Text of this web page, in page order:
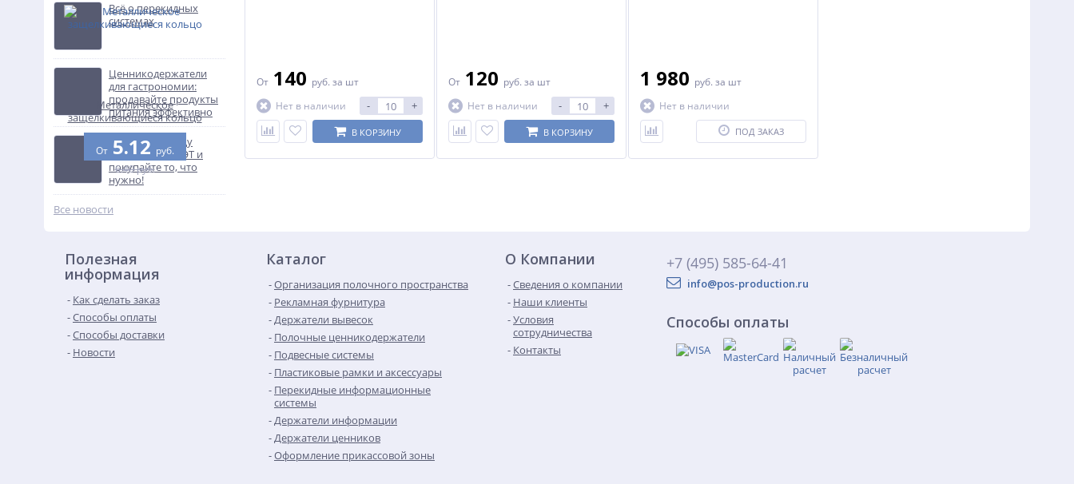
Металлическое
защелкивающиеся кольцо
От5.12 руб.
6.40 руб.
Всё о перекидных
системах
Ценникодержатели
для гастрономии:
продавайте продукты
питания эффективно
Узнайте разницу
между ПВХ и ПЭТ и
покупайте то, что
нужно!
Все новости
От 140 руб. за шт
Нет в наличии
- +
В КОРЗИНУ
От 120 руб. за шт
Нет в наличии
- +
В КОРЗИНУ
1 980 руб. за шт
Нет в наличии
ПОД ЗАКАЗ
Полезная
информация
Как сделать заказ
Способы оплаты
Способы доставки
Новости
Каталог
Организация полочного пространства
Рекламная фурнитура
Держатели вывесок
Полочные ценникодержатели
Подвесные системы
Пластиковые рамки и аксессуары
Перекидные информационные
системы
Держатели информации
Держатели ценников
Оформление прикассовой зоны
О Компании
Сведения о компании
Наши клиенты
Условия
сотрудничества
Контакты
+7 (495) 585-64-41
info@pos-production.ru
Способы оплаты